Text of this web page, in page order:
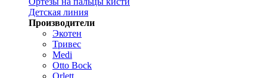
Детская линия
Производители
Экотен
Тривес
Medi
Otto Bock
Orlett